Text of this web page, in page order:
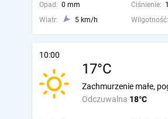
Opad: 0 mm Ciśnienie:
Wiatr:
5 km/h Wilgotność:
10:00
17°C
Odczuwalna 18°C
Zachmurzenie małe,